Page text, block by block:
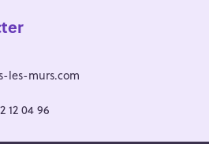
les-murs.com
12 04 96